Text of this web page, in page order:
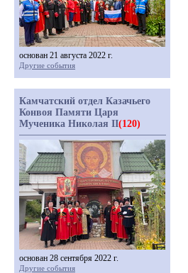
основан 21 августа 2022 г.
Другие события
Камчатский отдел Казачьего
Конвоя Памяти Царя
Мученика Николая II(120)
основан 28 сентября 2022 г.
Другие события